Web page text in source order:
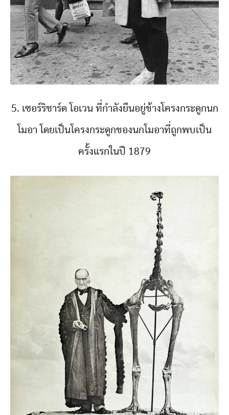
5. เซอร์ริชาร์ด โอเวน ที่กำลังยืนอยู่ข้างโครงกระดูกนก
โมอา โดยเป็นโครงกระดูกของนกโมอาที่ถูกพบเป็น
ครั้งแรกในปี 1879